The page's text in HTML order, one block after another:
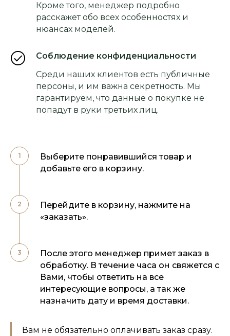
Кроме того, менеджер подробно
расскажет обо всех особенностях и
нюансах моделей.
Соблюдение конфиденциальности
Среди наших клиентов есть публичные
персоны, и им важна секретность. Мы
гарантируем, что данные о покупке не
попадут в руки третьих лиц.
Выберите понравившийся товар и
добавьте его в корзину.
Перейдите в корзину, нажмите на
«заказать».
После этого менеджер примет заказ в
обработку. В течение часа он свяжется с
Вами, чтобы ответить на все
интересующие вопросы, а так же
назначить дату и время доставки.
Вам не обязательно оплачивать заказ сразу.